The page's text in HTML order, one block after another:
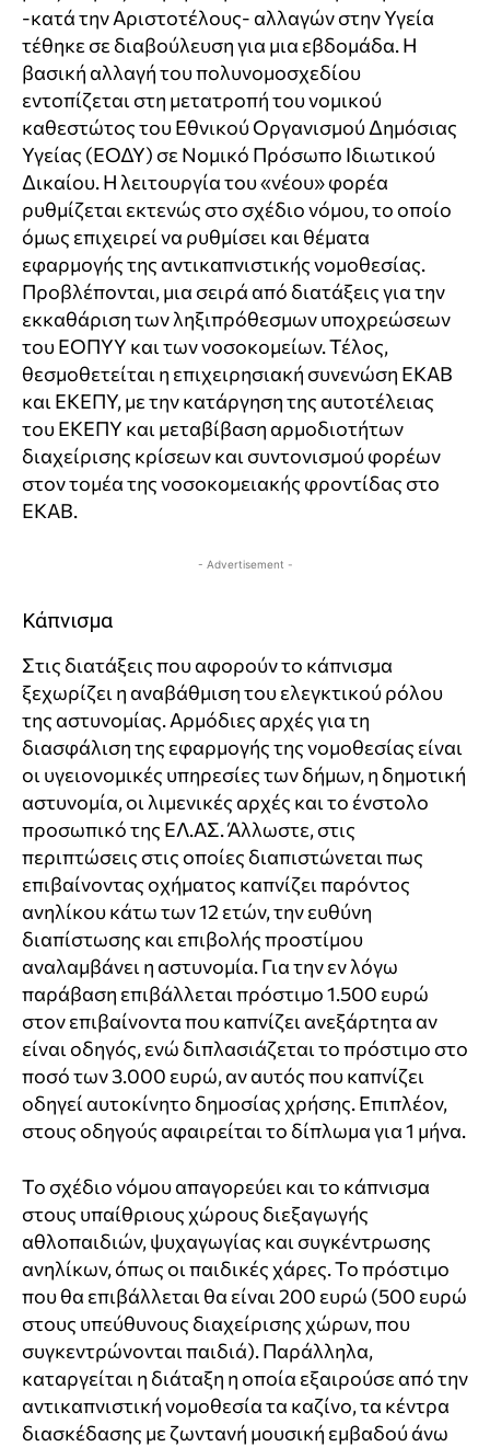
-κατά την Αριστοτέλους- αλλαγών στην Υγεία
τέθηκε σε διαβούλευση για μια εβδομάδα. Η
βασική αλλαγή του πολυνομοσχεδίου
εντοπίζεται στη μετατροπή του νομικού
καθεστώτος του Εθνικού Οργανισμού Δημόσιας
Υγείας (ΕΟΔΥ) σε Νομικό Πρόσωπο Ιδιωτικού
Δικαίου. Η λειτουργία του «νέου» φορέα
ρυθμίζεται εκτενώς στο σχέδιο νόμου, το οποίο
όμως επιχειρεί να ρυθμίσει και θέματα
εφαρμογής της αντικαπνιστικής νομοθεσίας.
Προβλέπονται, μια σειρά από διατάξεις για την
εκκαθάριση των ληξιπρόθεσμων υποχρεώσεων
του ΕΟΠΥΥ και των νοσοκομείων. Τέλος,
θεσμοθετείται η επιχειρησιακή συνενώση ΕΚΑΒ
και ΕΚΕΠΥ, με την κατάργηση της αυτοτέλειας
του ΕΚΕΠΥ και μεταβίβαση αρμοδιοτήτων
διαχείρισης κρίσεων και συντονισμού φορέων
στον τομέα της νοσοκομειακής φροντίδας στο
ΕΚΑΒ.
- Advertisement -
Κάπνισμα
Στις διατάξεις που αφορούν το κάπνισμα
ξεχωρίζει η αναβάθμιση του ελεγκτικού ρόλου
της αστυνομίας. Αρμόδιες αρχές για τη
διασφάλιση της εφαρμογής της νομοθεσίας είναι
οι υγειονομικές υπηρεσίες των δήμων, η δημοτική
αστυνομία, οι λιμενικές αρχές και το ένστολο
προσωπικό της ΕΛ.ΑΣ. Άλλωστε, στις
περιπτώσεις στις οποίες διαπιστώνεται πως
επιβαίνοντας οχήματος καπνίζει παρόντος
ανηλίκου κάτω των 12 ετών, την ευθύνη
διαπίστωσης και επιβολής προστίμου
αναλαμβάνει η αστυνομία. Για την εν λόγω
παράβαση επιβάλλεται πρόστιμο 1.500 ευρώ
στον επιβαίνοντα που καπνίζει ανεξάρτητα αν
είναι οδηγός, ενώ διπλασιάζεται το πρόστιμο στο
ποσό των 3.000 ευρώ, αν αυτός που καπνίζει
οδηγεί αυτοκίνητο δημοσίας χρήσης. Επιπλέον,
στους οδηγούς αφαιρείται το δίπλωμα για 1 μήνα.
Το σχέδιο νόμου απαγορεύει και το κάπνισμα
στους υπαίθριους χώρους διεξαγωγής
αθλοπαιδιών, ψυχαγωγίας και συγκέντρωσης
ανηλίκων, όπως οι παιδικές χάρες. Το πρόστιμο
που θα επιβάλλεται θα είναι 200 ευρώ (500 ευρώ
στους υπεύθυνους διαχείρισης χώρων, που
συγκεντρώνονται παιδιά). Παράλληλα,
καταργείται η διάταξη η οποία εξαιρούσε από την
αντικαπνιστική νομοθεσία τα καζίνο, τα κέντρα
διασκέδασης με ζωντανή μουσική εμβαδού άνω